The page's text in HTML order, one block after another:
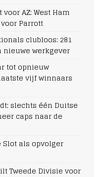
AZ: West Ham
Parrott
clubloos: 281
werkgever
tot opnieuw
vijf winnaars
slechts één Duitse
caps naar de
Slot als opvolger
Tweede Divisie voor